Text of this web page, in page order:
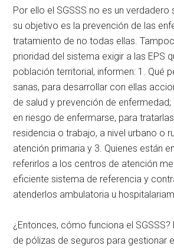
Por ello el SGSSS no es un verdadero
su objetivo es la prevención de las
tratamiento de no todas ellas.
prioridad del sistema exigir a las EPS
población territorial, informen: 1. Qué
sanas, para desarrollar con ellas
de salud y prevención de enfermedad;
en riesgo de enfermarse, para
residencia o trabajo, a nivel urbano o
atención primaria y 3. Quienes están
referirlos a los centros de atención
eficiente sistema de referencia y
atenderlos ambulatoria u
¿Entonces, cómo funciona el
de pólizas de seguros para gestionar